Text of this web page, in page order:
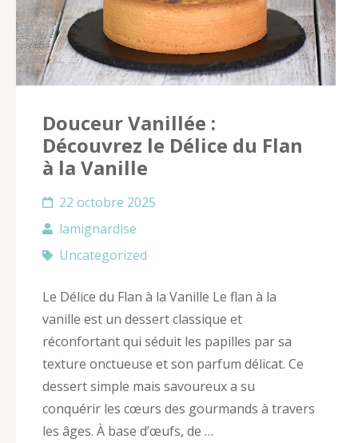
Douceur Vanillée :
Découvrez le Délice du Flan
à la Vanille
22 octobre 2025
lamignardise
Uncategorized
Le Délice du Flan à la Vanille Le flan à la
vanille est un dessert classique et
réconfortant qui séduit les papilles par sa
texture onctueuse et son parfum délicat. Ce
dessert simple mais savoureux a su
conquérir les cœurs des gourmands à travers
les âges. À base d’œufs, de …